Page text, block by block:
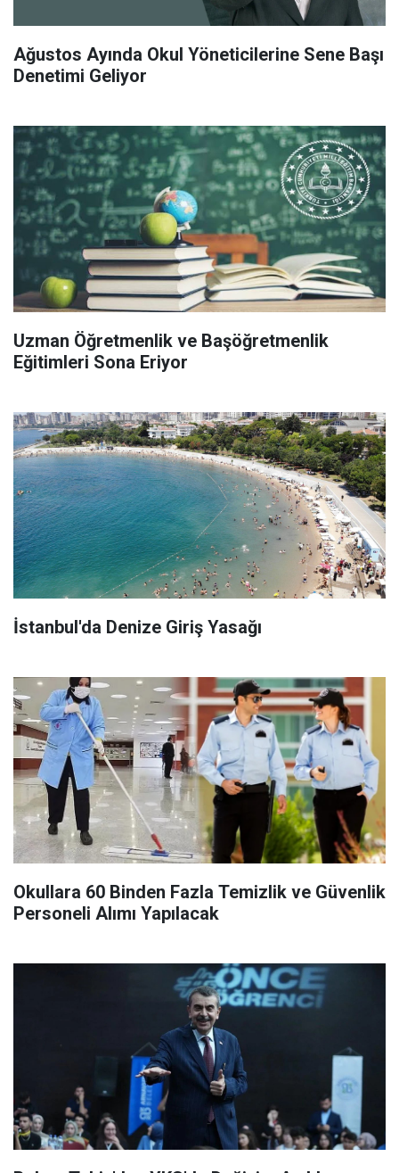
Ağustos Ayında Okul Yöneticilerine Sene Başı
Denetimi Geliyor
Uzman Öğretmenlik ve Başöğretmenlik
Eğitimleri Sona Eriyor
İstanbul'da Denize Giriş Yasağı
Okullara 60 Binden Fazla Temizlik ve Güvenlik
Personeli Alımı Yapılacak